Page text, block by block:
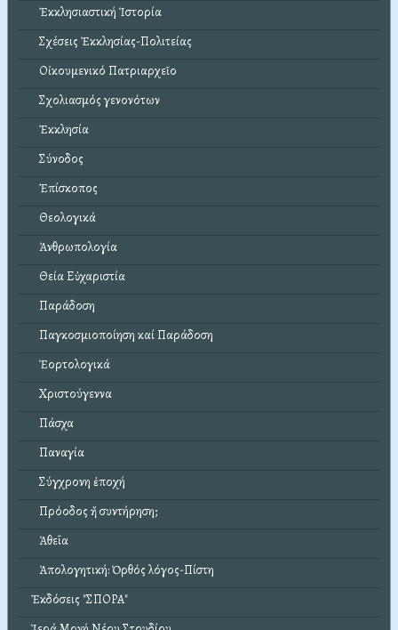
Ἐκκλησιαστική Ἱστορία
Σχέσεις Ἐκκλησίας-Πολιτείας
Οἰκουμενικό Πατριαρχεῖο
Σχολιασμός γενονότων
Ἐκκλησία
Σύνοδος
Ἐπίσκοπος
Θεολογικά
Ἀνθρωπολογία
Θεία Εὐχαριστία
Παράδοση
Παγκοσμιοποίηση καί Παράδοση
Ἑορτολογικά
Χριστούγεννα
Πάσχα
Παναγία
Σύγχρονη ἐποχή
Πρόοδος ἤ συντήρηση;
Ἀθεΐα
Ἀπολογητική: Ὀρθός λόγος-Πίστη
Ἐκδόσεις "ΣΠΟΡΑ"